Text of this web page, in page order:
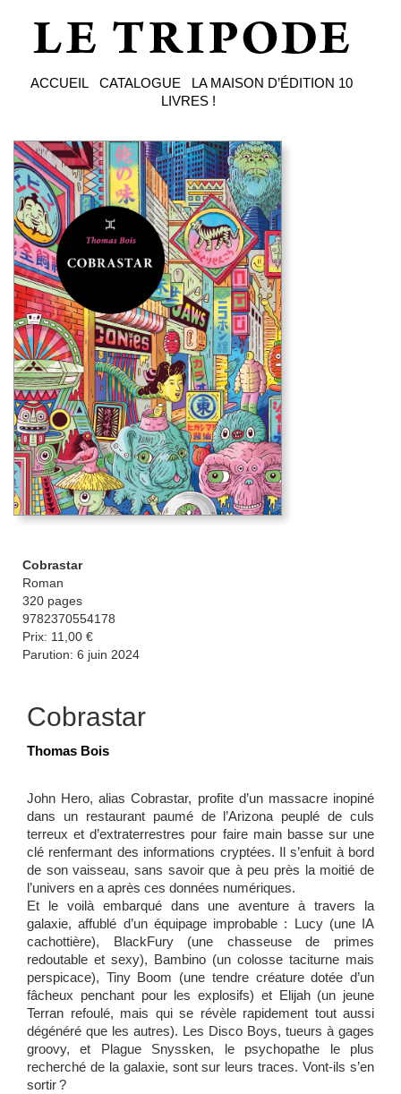
ACCUEIL CATALOGUE LA MAISON D’ÉDITION 10
LIVRES !
Cobrastar
Roman
320 pages
9782370554178
Prix: 11,00 €
Parution: 6 juin 2024
Cobrastar
Thomas Bois
John Hero, alias ­Cobrastar, profite d’un massacre inopiné
dans un restaurant paumé de l’Arizona peuplé de culs
terreux et d’extra­terrestres pour faire main basse sur une
clé ren­fermant des informations cryptées. Il s’enfuit à bord
de son vaisseau, sans savoir que à peu près la moitié de
l’univers en a après ces données numériques.
Et le voilà embarqué dans une aventure à travers la
galaxie, affublé d’un équipage improbable : Lucy (une IA
cachottière), BlackFury (une chasseuse de primes
redoutable et sexy), Bambino (un colosse taciturne mais
perspicace), Tiny Boom (une tendre créature dotée d’un
fâcheux penchant pour les explosifs) et Elijah (un jeune
Terran refoulé, mais qui se révèle rapidement tout aussi
dégénéré que les autres). Les ­Disco Boys, tueurs à gages
groovy, et Plague Snyssken, le psychopathe le plus
recherché de la galaxie, sont sur leurs traces. Vont-ils s’en
sortir ?